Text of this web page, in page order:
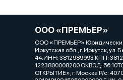
ООО «ПРЕМЬЕР»
ООО «ПРЕМЬЕР»
Иркутская обл., г. Иркутск, ул.
44.ИНН: 3812989993 КПП:
1223800008200 ОКВЭД:
ОТКРЫТИЕ», г. Москва Р/с: